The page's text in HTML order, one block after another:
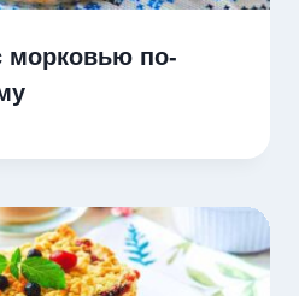
морковью по-